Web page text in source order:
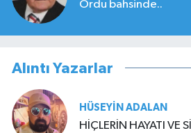
Ordu bahsinde..
Alıntı Yazarlar
HÜSEYIN ADALAN
HİÇLERİN HAYATI VE